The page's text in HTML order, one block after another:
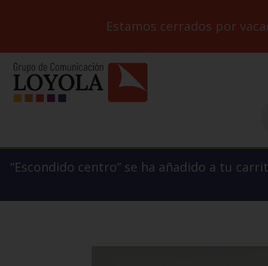
Estamos cerrados por
“Escondido centro” se ha añadido a tu